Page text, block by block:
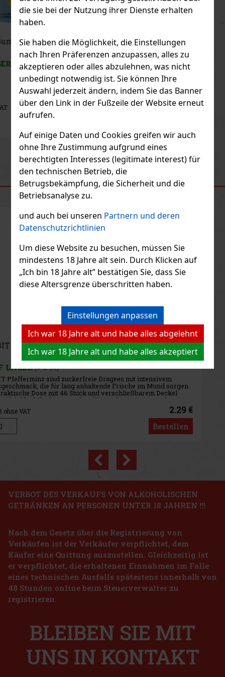
die sie bei der Nutzung ihrer Dienste erhalten
haben.
Sie haben die Möglichkeit, die Einstellungen
nach Ihren Präferenzen anzupassen, alles zu
akzeptieren oder alles abzulehnen, was nicht
unbedingt notwendig ist. Sie können Ihre
Auswahl jederzeit ändern, indem Sie das Banner
über den Link in der Fußzeile der Website erneut
aufrufen.
Auf einige Daten und Cookies greifen wir auch
ohne Ihre Zustimmung aufgrund eines
berechtigten Interesses (legitimate interest) für
den technischen Betrieb, die
Betrugsbekämpfung, die Sicherheit und die
Betriebsanalyse zu.
und auch bei unseren Partnern und deren
Datenschutzrichtlinien
Um diese Website zu besuchen, müssen Sie
mindestens 18 Jahre alt sein. Durch Klicken auf
„Ich bin 18 Jahre alt” bestätigen Sie, dass Sie
diese Altersgrenze überschritten haben.
Einstellungen anpassen
Ich war 18 Jahre alt und habe alles abgelehnt
Ich war 18 Jahre alt und habe alles akzeptiert
Peelerz Gummy White Peach 65g
AUF LAGER(> 5 st)
1.33€ ohne VAT 1.49 €
Neu
Peelerz Gummy Pineapple 65g
1.33 € ohne VAT 1.49 €
Bestellen
Peelerz Gummy Grape 65g
AUF LAGER(> 5 st)
1.33€ ohne VAT 1.49 €
Bestellen
Neu
PreviousNext
EMPFOHLENE PRODUKTE
ORBIT Wassermelonen Dragees Dose 64 g
AUF LAGER(> 5 st)
ORBIT Watermelon sind zuckerfreie Kaugummis mit
erfrischendem Wassermelonengeschmack, die für einen lang
anhaltenden fruchtigen Geschmack und frischen Atem sorgen. Die
praktische Dose enthält 46 Dragees und eignet sich dank ihrer
kompakten Verpackung
2.04€ ohne VAT
Bestellen
ORBIT Spearmint Dragees Dose 64 g
AUF LAGER
Frische im Mund sorgen. Die praktische Dose enthält 46 Stück und
dank ihres kompakten Designs haben Sie sie immer griffbereit –
Bestellen
Previous
VERBOT DES VERKAUFS VON ALKOHOLISCHEN
GETRÄNKEN AN PERSONEN UNTER 18 JAHREN !!!
Nach dem Gesetz über die Registrierung von
Verkäufen ist der Verkäufer verpflichtet, dem
Käufer eine Quittung auszustellen. Gleichzeitig ist
er verpflichtet, die erhaltenen Einnahmen im Falle
eines technischen Ausfalls spätestens innerhalb von
48 Stunden online beim Steuerverwalter zu
registrieren.
BLEIBEN SIE MIT
UNS IN KONTAKT